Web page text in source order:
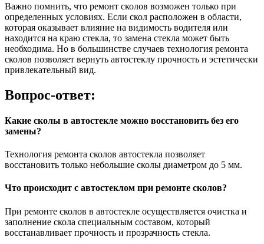
Важно помнить, что ремонт сколов возможен только при
определенных условиях. Если скол расположен в области,
которая оказывает влияние на видимость водителя или
находится на краю стекла, то замена стекла может быть
необходима. Но в большинстве случаев технология ремонта
сколов позволяет вернуть автостеклу прочность и эстетически
привлекательный вид.
Вопрос-ответ:
Какие сколы в автостекле можно восстановить без его
замены?
Технология ремонта сколов автостекла позволяет
восстановить только небольшие сколы диаметром до 5 мм.
Что происходит с автостеклом при ремонте сколов?
При ремонте сколов в автостекле осуществляется очистка и
заполнение скола специальным составом, который
восстанавливает прочность и прозрачность стекла.